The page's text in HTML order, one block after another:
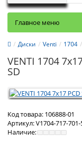
Главное меню
Диски Venti 1704
VENTI 1704
SD
Код товара: 106888-01
Артикул:V1704-717-
Наличие: